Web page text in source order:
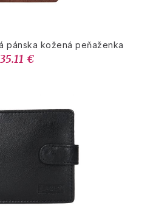
pánska kožená peňaženka
35.11 €